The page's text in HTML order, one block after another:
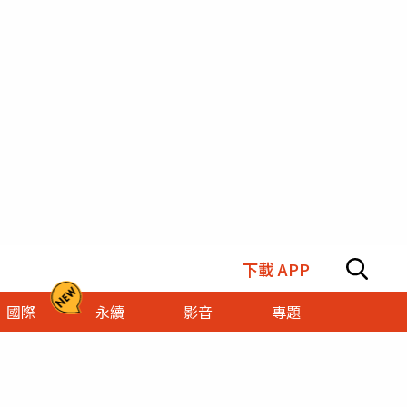
下載 APP
國際 永續 影音
專題